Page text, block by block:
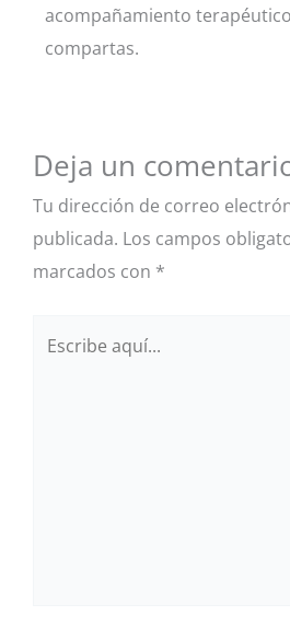
acompañamiento
compartas.
Deja un
Tu dirección de correo
publicada. Los campos
marcados con *